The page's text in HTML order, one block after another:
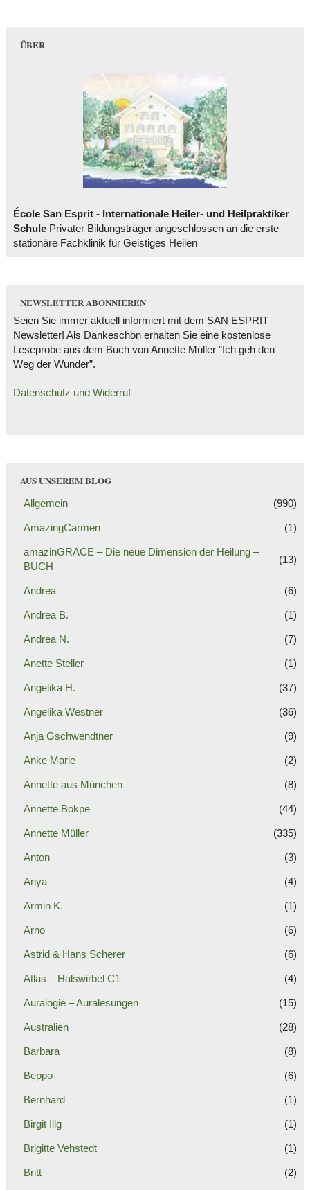
ÜBER
École San Esprit - Internationale Heiler- und Heilpraktiker
SchulePrivater Bildungsträger angeschlossen an die erste
stationäre Fachklinik für Geistiges Heilen
NEWSLETTER ABONNIEREN
Seien Sie immer aktuell informiert mit dem SAN ESPRIT
Newsletter! Als Dankeschön erhalten Sie eine kostenlose
Leseprobe aus dem Buch von Annette Müller ”Ich geh den
Weg der Wunder”.
Datenschutz und Widerruf
AUS UNSEREM BLOG
Allgemein (990)
AmazingCarmen (1)
amazinGRACE – Die neue Dimension der Heilung –
BUCH
(13)
Andrea (6)
Andrea B. (1)
Andrea N. (7)
Anette Steller (1)
Angelika H. (37)
Angelika Westner (36)
Anja Gschwendtner (9)
Anke Marie (2)
Annette aus München (8)
Annette Bokpe (44)
Annette Müller (335)
Anton (3)
Anya (4)
Armin K. (1)
Arno (6)
Astrid & Hans Scherer (6)
Atlas – Halswirbel C1 (4)
Auralogie – Auralesungen (15)
Australien (28)
Barbara (8)
Beppo (6)
Bernhard (1)
Birgit Illg (1)
Brigitte Vehstedt (1)
Britt (2)